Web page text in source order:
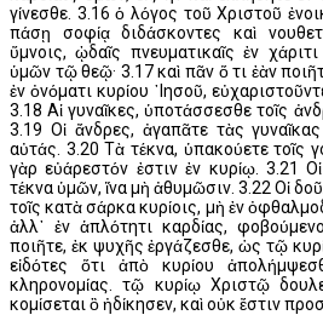
γίνεσθε. 3.16 ὁ λόγος τοῦ Χριστοῦ
πάσῃ σοφίᾳ διδάσκοντες καὶ
ὕμνοις, ᾠδαῖς πνευματικαῖς ἐν
ὑμῶν τῷ θεῷ· 3.17 καὶ πᾶν ὅ τι ἐὰν
ἐν ὀνόματι κυρίου ᾽Ιησοῦ,
3.18 Αἱ γυναῖκες, ὑποτάσσεσθε τοῖς
3.19 Οἱ ἄνδρες, ἀγαπᾶτε τὰς
αὐτάς. 3.20 Τὰ τέκνα, ὑπακούετε τοῖς
γὰρ εὐάρεστόν ἐστιν ἐν κυρίῳ. 3.21
τέκνα ὑμῶν, ἵνα μὴ ἀθυμῶσιν. 3.22 Οἱ
τοῖς κατὰ σάρκα κυρίοις, μὴ ἐν
ἀλλ᾽ ἐν ἁπλότητι καρδίας,
ποιῆτε, ἐκ ψυχῆς ἐργάζεσθε, ὡς τῷ
εἰδότες ὅτι ἀπὸ κυρίου
κληρονομίας. τῷ κυρίῳ Χριστῷ
κομίσεται ὃ ἠδίκησεν, καὶ οὐκ ἔστιν